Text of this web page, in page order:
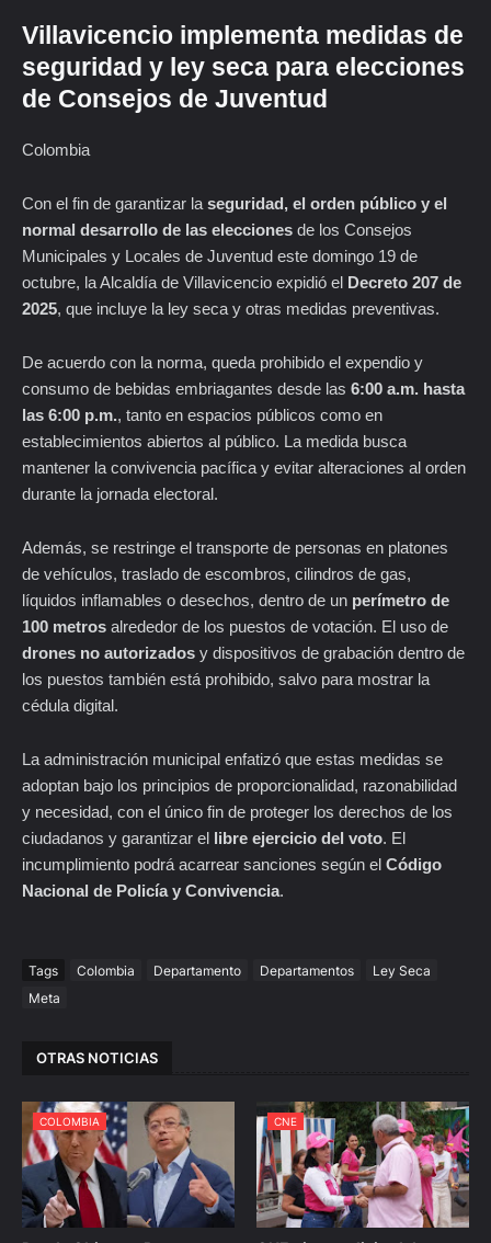
Villavicencio implementa medidas de
seguridad y ley seca para elecciones
de Consejos de Juventud
Colombia
Con el fin de garantizar la seguridad, el orden público y el
normal desarrollo de las elecciones de los Consejos
Municipales y Locales de Juventud este domingo 19 de
octubre, la Alcaldía de Villavicencio expidió el Decreto 207 de
2025, que incluye la ley seca y otras medidas preventivas.
De acuerdo con la norma, queda prohibido el expendio y
consumo de bebidas embriagantes desde las 6:00 a.m. hasta
las 6:00 p.m., tanto en espacios públicos como en
establecimientos abiertos al público. La medida busca
mantener la convivencia pacífica y evitar alteraciones al orden
durante la jornada electoral.
Además, se restringe el transporte de personas en platones
de vehículos, traslado de escombros, cilindros de gas,
líquidos inflamables o desechos, dentro de un perímetro de
100 metros alrededor de los puestos de votación. El uso de
drones no autorizados y dispositivos de grabación dentro de
los puestos también está prohibido, salvo para mostrar la
cédula digital.
La administración municipal enfatizó que estas medidas se
adoptan bajo los principios de proporcionalidad, razonabilidad
y necesidad, con el único fin de proteger los derechos de los
ciudadanos y garantizar el libre ejercicio del voto. El
incumplimiento podrá acarrear sanciones según el Código
Nacional de Policía y Convivencia.
Tags Colombia Departamento Departamentos
Ley Seca
Meta
OTRAS NOTICIAS
COLOMBIA CNE